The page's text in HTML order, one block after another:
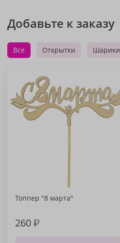
Добавьте к заказу
Все Открытки Шарики
Топпер "8 марта"
260₽